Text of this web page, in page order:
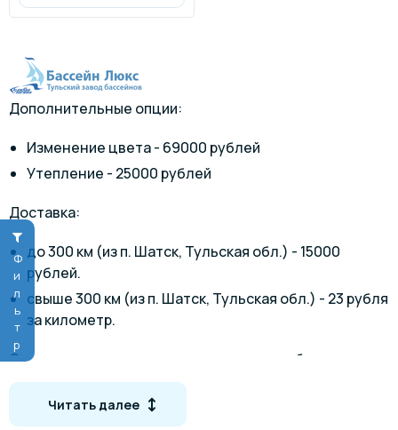
Фильтр
Дополнительные опции:
Изменение цвета - 69000 рублей
Утепление - 25000 рублей
Доставка:
до 300 км (из п. Шатск, Тульская обл.) - 15000
рублей.
свыше 300 км (из п. Шатск, Тульская обл.) - 23 рубля
за километр.
Стоимость доставки рассчитывается в оба конца.
Возможен самовывоз.
Чертёж композитного бассейна Ребекка
Читать далее